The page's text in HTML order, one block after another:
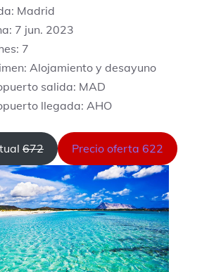
Madrid
7 jun. 2023
7
Alojamiento y desayuno
salida: MAD
llegada: AHO
672 Precio oferta 622